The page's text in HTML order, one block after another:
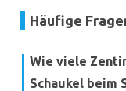
Häufige
Wie viele
Schaukel beim